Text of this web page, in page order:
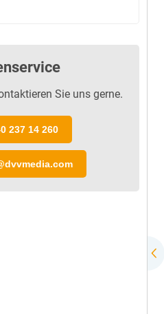
Sie uns gerne.
237 14 260
dvvmedia.com